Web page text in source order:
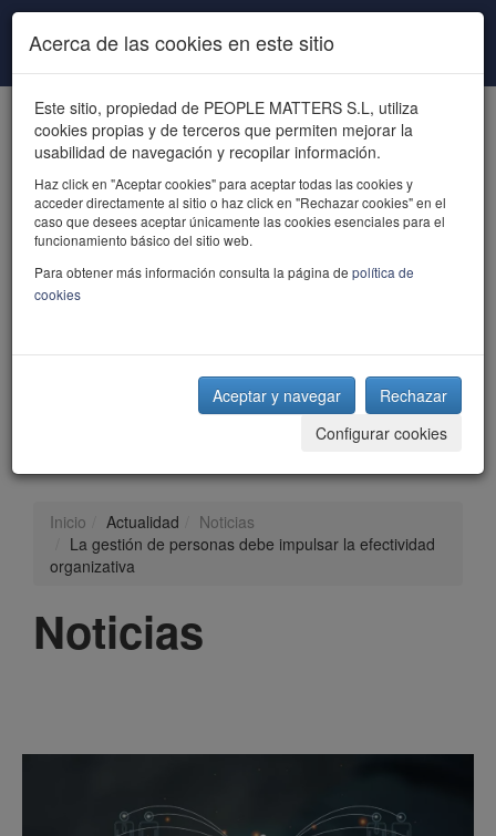
Pasar al contenido principal
powered by talent
Inicio Actualidad
Noticias
La gestión de personas debe impulsar la efectividad
organizativa
Noticias
Acerca de las cookies en este sitio
Este sitio, propiedad de PEOPLE MATTERS S.L, utiliza
cookies propias y de terceros que permiten mejorar la
usabilidad de navegación y recopilar información.
Haz click en "Aceptar cookies" para aceptar todas las cookies y
acceder directamente al sitio o haz click en "Rechazar cookies" en el
caso que desees aceptar únicamente las cookies esenciales para el
funcionamiento básico del sitio web.
Para obtener más información consulta la página de política de
cookies
Aceptar y navegar
Rechazar
Configurar cookies